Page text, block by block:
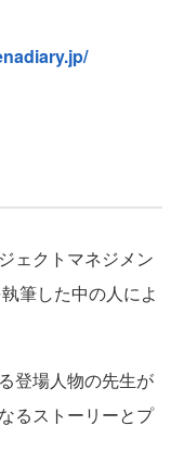
ェクトマネジメン
筆した中の人によ
登場人物の先生が
るストーリーとプ